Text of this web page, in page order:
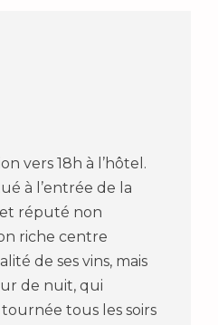
vers 18h à l’hôtel.
à l’entrée de la
réputé non
riche centre
de ses vins, mais
de nuit, qui
tous les soirs